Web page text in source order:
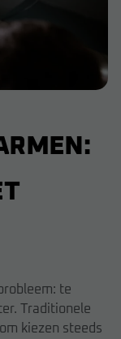
te
Traditionele
kiezen steeds